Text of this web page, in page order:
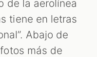
de la aerolínea
tiene en letras
Abajo de
más de